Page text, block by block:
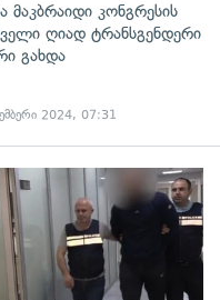
მაკბრაიდი კონგრესის
ღიად ტრანსგენდერი
გახდა
2024, 07:31